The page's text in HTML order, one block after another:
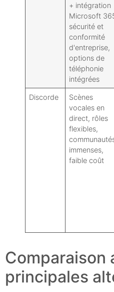
+ intégration
Microsoft
sécurité et
conformité
d'entreprise,
options de
téléphonie
intégrées
Discorde
Scènes
vocales en
direct, rôles
flexibles,
immenses,
faible coût
Comparaison
principales